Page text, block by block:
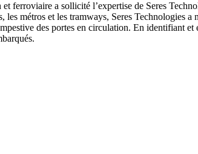
ferroviaire a sollicité l’expertise de Seres
métros et les tramways, Seres Technologies a
des portes en circulation. En identifiant